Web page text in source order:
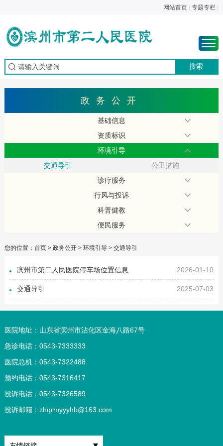
网站首页 |专题专栏
政务公开
基础信息
资质标识
环境引导
交通导引
公卫措施
诊疗服务
行风与投诉
科普健教
便民服务
您的位置： 首页> 政务公开> 环境引导> 交通导引
2026-01-10
滨州市第二人民医院停车场位置信息
2025-07-03
交通导引
医院地址：山东省滨州市沾化区金海八路67号
急诊电话：0543-7333333
医院总机：0543-7322488
预约电话：0543-7316417
投诉电话：0543-7326589
投诉邮箱： zhqrmyyyhb@163.com